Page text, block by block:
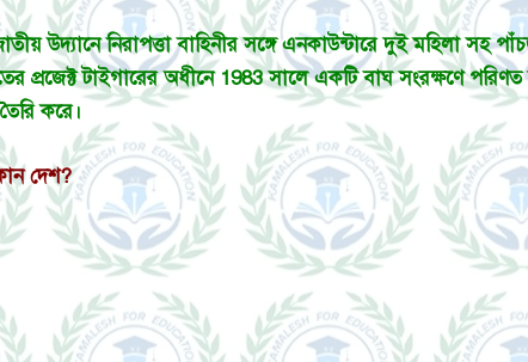
উদ্যানে নিরাপত্তা বাহিনীর সঙ্গে এনকাউন্টারে দুই মহিলা
প্রজেক্ট টাইগারের অধীনে 1983 সালে একটি বাঘ সংরক্ষণে
করে।
দেশ?